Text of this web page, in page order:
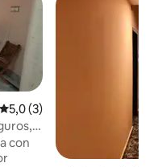
Calificación promedio: 5,0
5,0 (3)
con